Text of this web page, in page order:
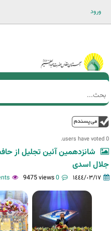
ورود
Main men-AR
استمارة
‏
0 users have voted.
شانزدهمین آئین تجلیل از
جلال اسدی
١٤٤٤/٠٣/١٧ 0 comments
9475 views